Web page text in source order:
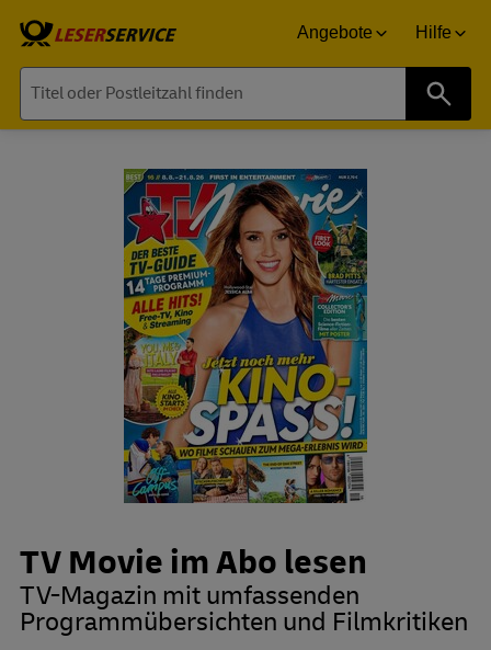
Angebote Hilfe
TV Movie im Abo lesen
TV-Magazin mit umfassenden
Programmübersichten und Filmkritiken